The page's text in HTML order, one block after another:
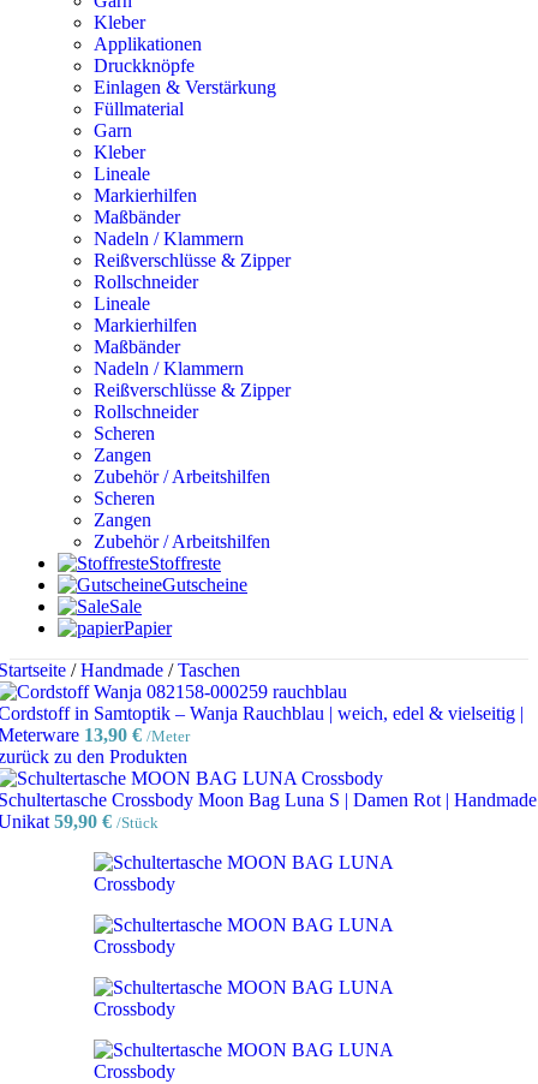
Kleber
Applikationen
Druckknöpfe
Einlagen & Verstärkung
Füllmaterial
Garn
Kleber
Lineale
Markierhilfen
Maßbänder
Nadeln / Klammern
Reißverschlüsse & Zipper
Rollschneider
Lineale
Markierhilfen
Maßbänder
Nadeln / Klammern
Reißverschlüsse & Zipper
Rollschneider
Scheren
Zangen
Zubehör / Arbeitshilfen
Scheren
Zangen
Zubehör / Arbeitshilfen
Stoffreste
Gutscheine
Sale
Papier
/ Handmade / Taschen
in Samtoptik – Wanja Rauchblau | weich, edel & vielseitig |
13,90 € /Meter
zu den Produkten
Crossbody Moon Bag Luna S | Damen Rot | Handmade
59,90 € /Stück